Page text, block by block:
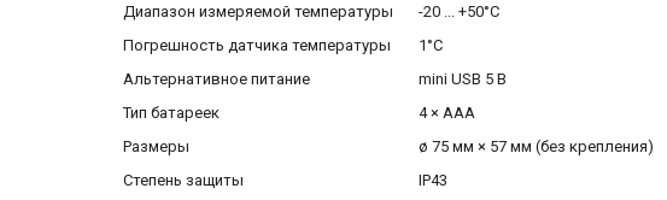
Диапазон измеряемой температуры
-20 ... +50°C
Погрешность датчика температуры
1°C
Альтернативное питание
mini USB 5 В
Тип батареек
4 × AAA
Размеры
ø 75 мм × 57 мм (без крепления)
Степень защиты
IP43